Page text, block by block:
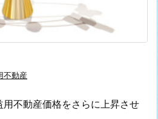
不動産
不動産価格をさらに上昇させ